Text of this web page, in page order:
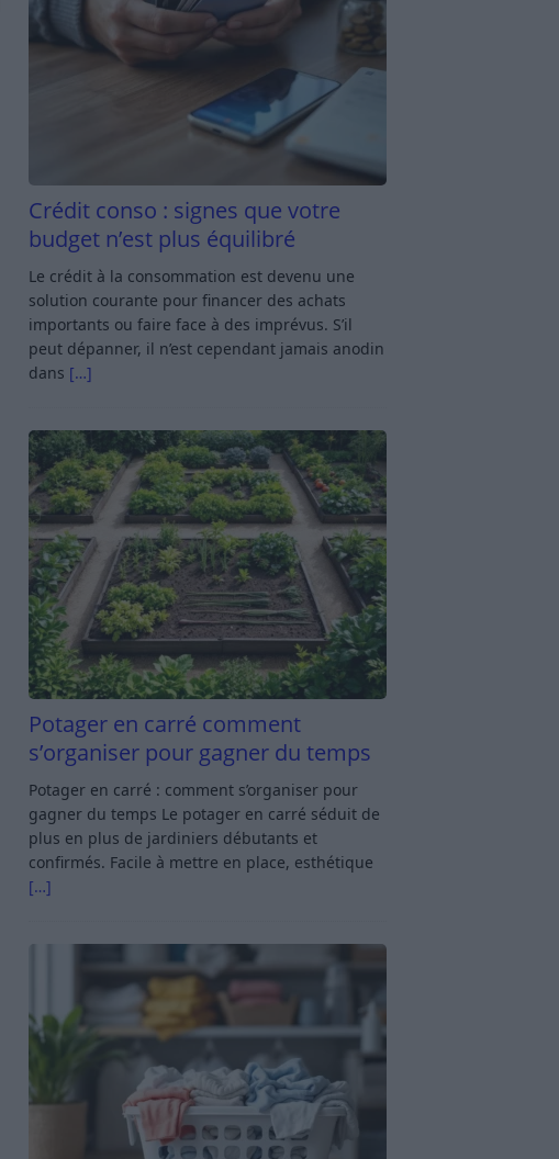
Crédit conso : signes que votre
budget n’est plus équilibré
Le crédit à la consommation est devenu une
solution courante pour financer des achats
importants ou faire face à des imprévus. S’il
peut dépanner, il n’est cependant jamais anodin
dans […]
Potager en carré comment
s’organiser pour gagner du temps
Potager en carré : comment s’organiser pour
gagner du temps Le potager en carré séduit de
plus en plus de jardiniers débutants et
confirmés. Facile à mettre en place, esthétique
[…]